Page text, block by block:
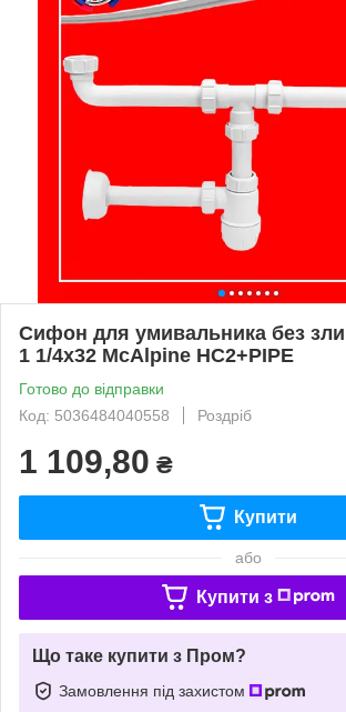
Сифон для умивальника без
1 1/4x32 McAlpine HC2+PIPE
Готово до відправки
Код: 5036484040558
Роздріб
1 109,80 ₴
Купити
або
Купити з
Що таке купити з Пром?
Замовлення під захистом